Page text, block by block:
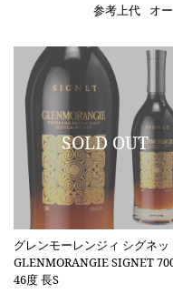
参考上代
オ
グレンモーレンジィ シグネッ
GLENMORANGIE SIGNET
46度 長S